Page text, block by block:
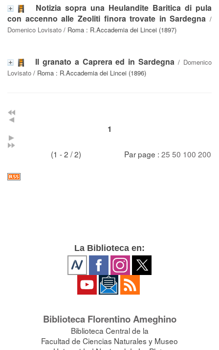
Notizia sopra una Heulandite Baritica di pula
con accenno alle Zeoliti finora trovate in Sardegna /
Domenico Lovisato / Roma : R.Accademia dei Lincei (1897)
Il granato a Caprera ed in Sardegna / Domenico
Lovisato / Roma : R.Accademia dei Lincei (1896)
1
(1 - 2 / 2) Par page : 25 50 100 200
La Biblioteca en:
Biblioteca Florentino Ameghino
Biblioteca Central de la
Facultad de Ciencias Naturales y Museo